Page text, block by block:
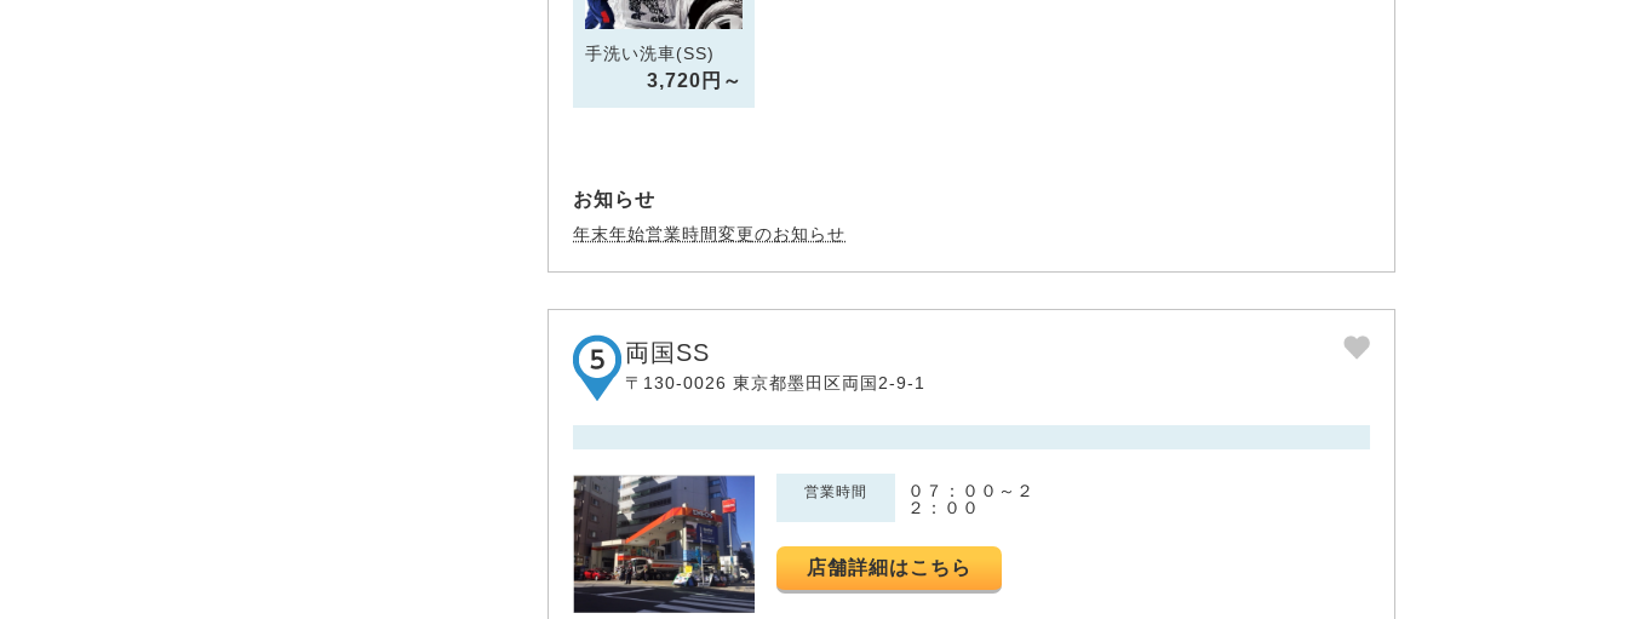
手洗い洗車(SS)
3,720円～
お知らせ
年末年始営業時間変更のお知らせ
両国SS
〒130-0026 東京都墨田区両国2-9-1
営業時間
０７：００～２
２：００
店舗詳細はこちら